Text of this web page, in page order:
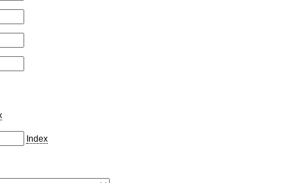
Index